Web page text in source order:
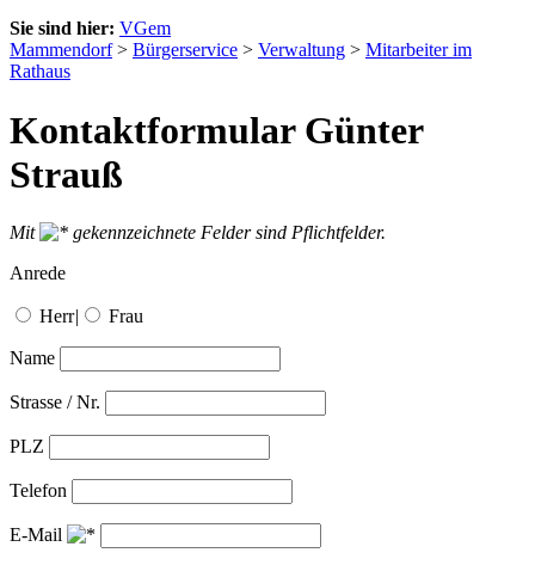
Sie sind hier: VGem
Mammendorf> Bürgerservice > Verwaltung > Mitarbeiter im
Rathaus
Kontaktformular Günter
Strauß
Mit
gekennzeichnete Felder sind Pflichtfelder.
Anrede
Herr| Frau
Name
Strasse / Nr.
PLZ
Telefon
E-Mail